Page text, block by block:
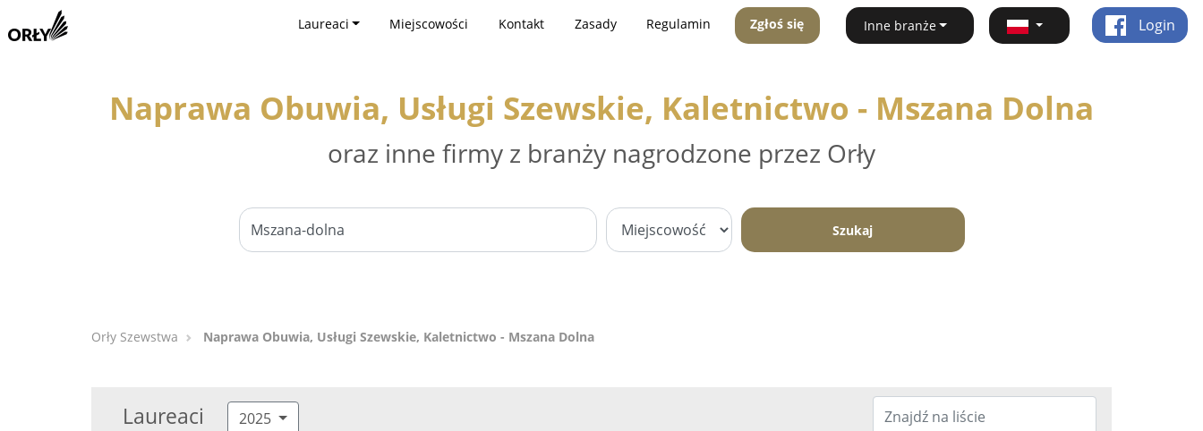
Laureaci Miejscowości Kontakt Zasady Regulamin Zgłoś się Inne branże Login
Naprawa Obuwia, Usługi Szewskie, Kaletnictwo - Mszana Dolna
oraz inne firmy z branży nagrodzone przez Orły
Szukaj
Orły Szewstwa Naprawa Obuwia, Usługi Szewskie, Kaletnictwo - Mszana Dolna
Laureaci 2025